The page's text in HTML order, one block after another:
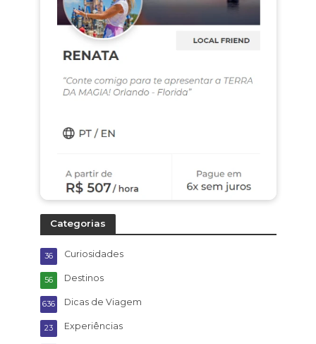
Categorias
Curiosidades
36
Destinos
56
Dicas de Viagem
636
Experiências
23